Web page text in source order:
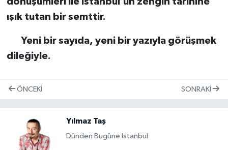
ışık tutan bir semttir.
Yeni bir sayıda, yeni bir yazıyla görüşmek
dileğiyle.
ÖNCEKI SONRAKI
Yılmaz Taş
Dünden Bugüne İstanbul